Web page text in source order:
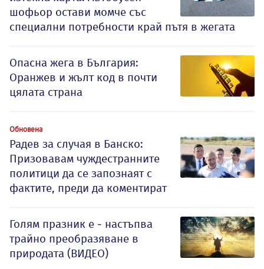
шофьор остави момче със
специални потребности край пътя в жегата
Опасна жега в България:
Оранжев и жълт код в почти
цялата страна
Обновена
Радев за случая в Банско:
Призовавам чуждестранните
политици да се запознаят с
фактите, преди да коментират
Голям празник е - настъпва
трайно преобразяване в
природата (ВИДЕО)